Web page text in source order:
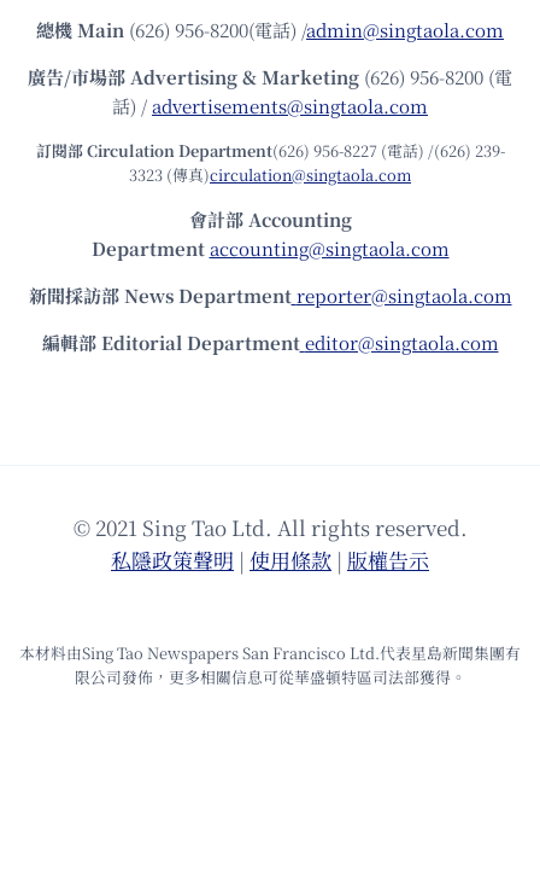
總機Main (626) 956-8200(電話) /admin@singtaola.com
廣告/市場部Advertising & Marketing (626) 956-8200 (電
話) /advertisements@singtaola.com
訂閱部 Circulation Department(626) 956-8227 (電話) /(626) 239-
3323 (傳真)circulation@singtaola.com
會計部 Accounting
Department accounting@singtaola.com
新聞採訪部 News Department reporter@singtaola.com
編輯部 Editorial Department editor@singtaola.com
© 2021 Sing Tao Ltd. All rights reserved.
私隱政策聲明 | 使⽤條款 | 版權告⽰
本材料由Sing Tao Newspapers San Francisco Ltd.代表星島新聞集團有
限公司發佈，更多相關信息可從華盛頓特區司法部獲得。